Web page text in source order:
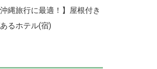
沖縄旅行に最適！】屋根付き
るホテル(宿)